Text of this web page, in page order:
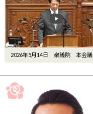
2026年5月14日 衆議院 本会議